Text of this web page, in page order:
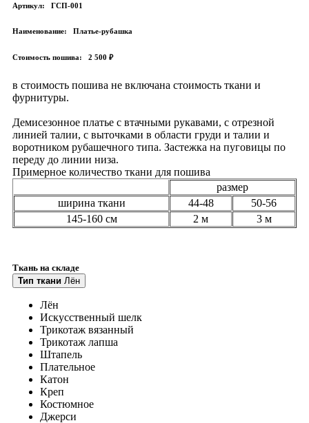
Артикул: ГСП-001
Наименование: Платье-рубашка
Стоимость пошива: 2 500 ₽
в стоимость пошива не включана стоимость ткани и
фурнитуры.
Демисезонное платье с втачными рукавами, с отрезной
линией талии, с выточками в области груди и талии и
воротником рубашечного типа. Застежка на пуговицы по
переду до линии низа.
Примерное количество ткани для пошива
размер
ширина ткани
44-48
50-56
145-160 см
2 м 3 м
Ткань на складе
Тип ткани Лён
Лён
Искусственный шелк
Трикотаж вязанный
Трикотаж лапша
Штапель
Плательное
Катон
Креп
Костюмное
Джерси